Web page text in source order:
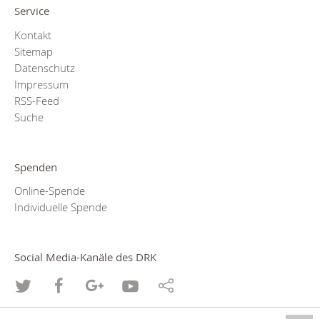
Service
Kontakt
Sitemap
Datenschutz
Impressum
RSS-Feed
Suche
Spenden
Online-Spende
Individuelle Spende
Social Media-Kanäle des DRK